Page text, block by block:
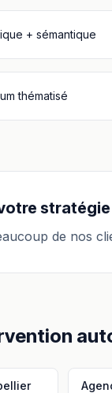
+ sémantique
thématisé
stratégie
de nos